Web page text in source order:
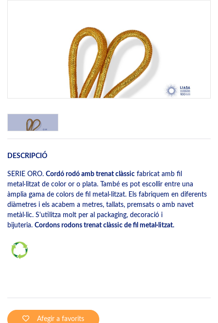
DESCRIPCIÓ
SERIE ORO. Cordó rodó amb trenat clàssic fabricat amb fil
metal·litzat de color or o plata. També es pot escollir entre una
àmplia gama de colors de fil metal·litzat. Els fabriquem en diferents
diàmetres i els acabem a metres, tallats, premsats o amb navet
metàl·lic. S'utilitza molt per al packaging, decoració i
bijuteria. Cordons rodons trenat clàssic de fil metal·litzat.
Afegir a favorits